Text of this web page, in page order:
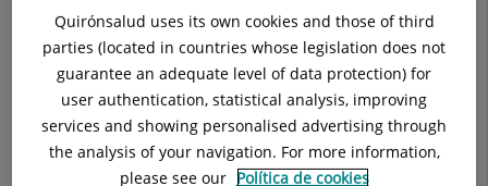
Cirurgia de la Escoliosi
Cirurgia de les fractures vertebrals
Tractament del dolor facetari cervico-dorsolumbar
Infiltracions facetàries
Quirónsalud uses its own cookies and those of third
parties (located in countries whose legislation does not
guarantee an adequate level of data protection) for
user authentication, statistical analysis, improving
services and showing personalised advertising through
the analysis of your navigation. For more information,
please see our Política de cookies